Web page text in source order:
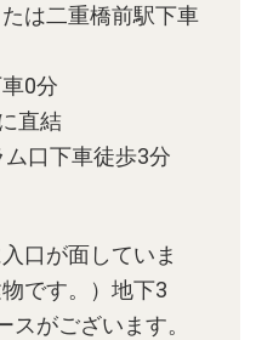
は二重橋前駅下車
0分
直結
口下車徒歩3分
口が面していま
です。）地下3
がございます。